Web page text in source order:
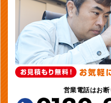
営業電話はお